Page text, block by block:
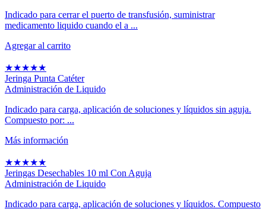
Indicado para cerrar el puerto de transfusión, suministrar
medicamento liquido cuando el a ...
Agregar al carrito
★★★★★
Jeringa Punta Catéter
Administración de Liquido
Indicado para carga, aplicación de soluciones y líquidos sin aguja.
Compuesto por: ...
Más información
★★★★★
Jeringas Desechables 10 ml Con Aguja
Administración de Liquido
Indicado para carga, aplicación de soluciones y líquidos. Compuesto